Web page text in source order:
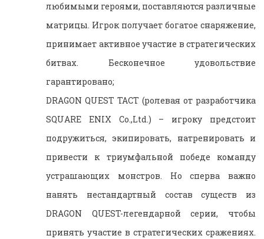
любимыми героями, поставляются различные
матрицы. Игрок получает богатое снаряжение,
принимает активное участие в стратегических
битвах. Бесконечное удовольствие
гарантировано;
DRAGON QUEST TACT (ролевая от разработчика
SQUARE ENIX Co.,Ltd.) – игроку предстоит
подружиться, экипировать, натренировать и
привести к триумфальной победе команду
устрашающих монстров. Но сперва важно
нанять нестандартный состав существ из
DRAGON QUEST-легендарной серии, чтобы
принять участие в стратегических сражениях.